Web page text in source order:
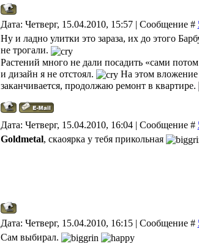
Дата: Четверг, 15.04.2010, 15:57 | Сообщение #
Ну и ладно улитки это зараза, их до этого
не трогали.
Растений много не дали посадить «сами
и дизайн я не отстоял.
На этом вложение
заканчивается, продолжаю ремонт в квартире.
Дата: Четверг, 15.04.2010, 16:04 | Сообщение #
Goldmetal, скаоярка у тебя прикольная
Дата: Четверг, 15.04.2010, 16:15 | Сообщение #
Сам выбирал.